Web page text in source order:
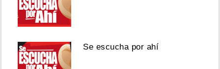
Se escucha por ahí